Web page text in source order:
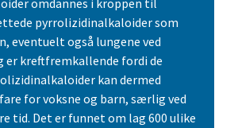
omdannes i kroppen til
pyrrolizidinalkaloider som
eventuelt også lungene ved
er kreftfremkallende fordi de
kan dermed
for voksne og barn, særlig ved
tid. Det er funnet om lag 600 ulike